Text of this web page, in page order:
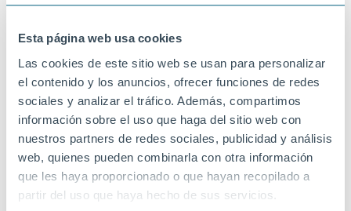
Esta página web usa cookies
Las cookies de este sitio web se usan para personalizar
el contenido y los anuncios, ofrecer funciones de redes
sociales y analizar el tráfico. Además, compartimos
información sobre el uso que haga del sitio web con
nuestros partners de redes sociales, publicidad y análisis
web, quienes pueden combinarla con otra información
que les haya proporcionado o que hayan recopilado a
partir del uso que haya hecho de sus servicios.
PARC SERENTILL